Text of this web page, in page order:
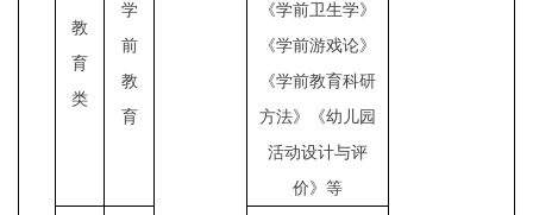
教
育
类
学
前
教
育
《学前卫生学》
《学前游戏论》
《学前教育科研
方法》《幼儿园
活动设计与评
价》等